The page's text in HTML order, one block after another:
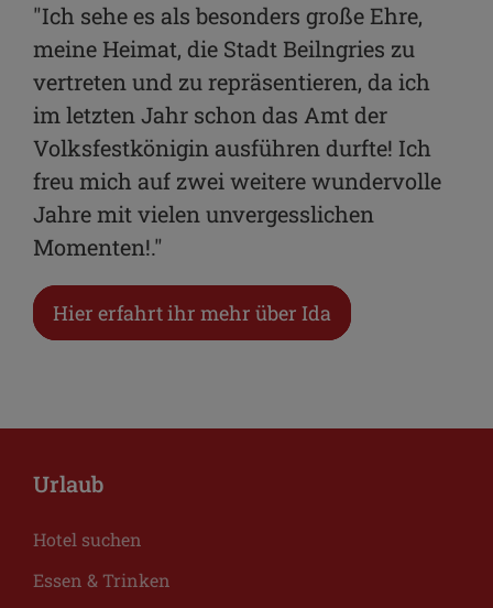
"Ich sehe es als besonders große Ehre,
meine Heimat, die Stadt Beilngries zu
vertreten und zu repräsentieren, da ich
im letzten Jahr schon das Amt der
Volksfestkönigin ausführen durfte! Ich
freu mich auf zwei weitere wundervolle
Jahre mit vielen unvergesslichen
Momenten!."
Hier erfahrt ihr mehr über Ida
Urlaub
Hotel suchen
Essen & Trinken